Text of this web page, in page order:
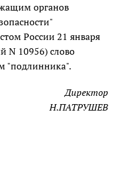
органов
России 21 января
N 10956) слово
"подлинника".
Директор
Н.ПАТРУШЕВ